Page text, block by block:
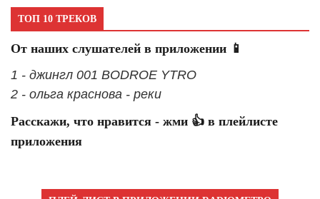
ТОП 10 ТРЕКОВ
От наших слушателей в приложении 📱
1 - джингл 001 BODROE YTRO
2 - ольга краснова - реки
Расскажи, что нравится - жми 👍 в плейлисте
приложения